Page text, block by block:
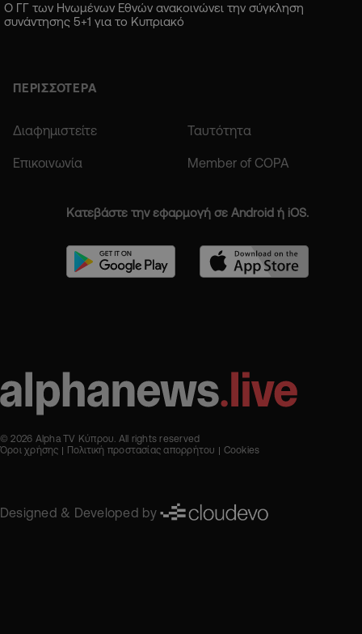
Ο ΓΓ των Ηνωμένων Εθνών ανακοινώνει την σύγκληση
συνάντησης 5+1 για το Κυπριακό
ΠΕΡΙΣΣΟΤΕΡΑ
Διαφημιστείτε Ταυτότητα
Επικοινωνία Member of COPA
Κατεβάστε την εφαρμογή σε Android ή iOS.
© 2026 Alpha TV Κύπρου. All rights reserved
Όροι χρήσης
Πολιτική προστασίας απορρήτου Cookies
Designed & Developed by